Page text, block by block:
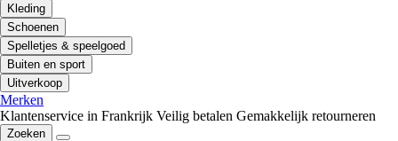
Kleding
Schoenen
Spelletjes & speelgoed
Buiten en sport
Uitverkoop
Merken
Klantenservice in Frankrijk Veilig betalen Gemakkelijk retourneren
Zoeken